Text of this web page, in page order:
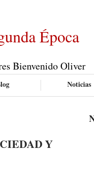
Época
Bienvenido Oliver
Noticias
Y